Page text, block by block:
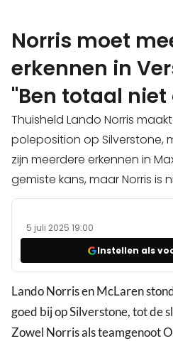
Norris moet
erkennen in
"Ben totaal
Thuisheld Lando Norris
poleposition op Silverstone,
zijn meerdere erkennen in
gemiste kans, maar Norris is
5 juli 2025 19:00
Instellen als
Lando Norris en McLaren
goed bij op Silverstone, tot de
Zowel Norris als teamgenoot